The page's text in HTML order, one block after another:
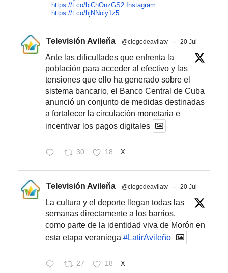
https://t.co/biChOnzGS2 Instagram:
https://t.co/hjNNoiy1z5
Televisión Avileña @ciegodeavilatv · 20 Jul
Ante las dificultades que enfrenta la
población para acceder al efectivo y las
tensiones que ello ha generado sobre el
sistema bancario, el Banco Central de Cuba
anunció un conjunto de medidas destinadas
a fortalecer la circulación monetaria e
incentivar los pagos digitales
30 18 X
Televisión Avileña @ciegodeavilatv · 20 Jul
La cultura y el deporte llegan todas las
semanas directamente a los barrios,
como parte de la identidad viva de Morón en
esta etapa veraniega #LatirAvileño
27 18 X